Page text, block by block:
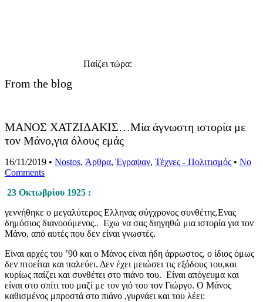
Παίζει τώρα:
From the blog
ΜΑΝΟΣ ΧΑΤΖΙΔΑΚΙΣ…Μία άγνωστη ιστορία με
τον Μάνο,για όλους εμάς
16/11/2019 • Nostos, Άρθρα,Έγραψαν, Τέχνες - Πολιτισμός • No
Comments
23 Οκτωβρίου 1925 :
γεννήθηκε ο μεγαλύτερος Ελληνας σύγχρονος συνθέτης.Ενας
δημόσιος διανοούμενος.. Εχω να σας διηγηθώ μια ιστορία για τον
Μάνο, από αυτές που δεν είναι γνωστές.
Είναι αρχές του ’90 και ο Μάνος είναι ήδη άρρωστος, o ίδιος όμως
δεν πτοείται και παλεύει. Δεν έχει μειώσει τις εξόδους του,και
κυρίως παίζει και συνθέτει στο πιάνο του. Είναι απόγευμα και
είναι στο σπίτι του μαζί με τον γιό του τον Γιώργο. Ο Μάνος
καθισμένος μπροστά στο πιάνο ,γυρνάει και του λέει: